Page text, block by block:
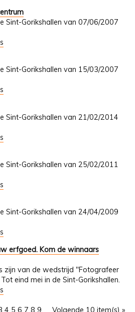
Sint-Gorikshallen van 07/06/2007
Sint-Gorikshallen van 15/03/2007
Sint-Gorikshallen van 21/02/2014
Sint-Gorikshallen van 25/02/2011
Sint-Gorikshallen van 24/04/2009
erfgoed. Kom de winnaars
zijn van de wedstrijd "Fotografeer
eind mei in de Sint-Gorikshallen.
Volgende 10 item(s) »
4 5 6 7 8 9